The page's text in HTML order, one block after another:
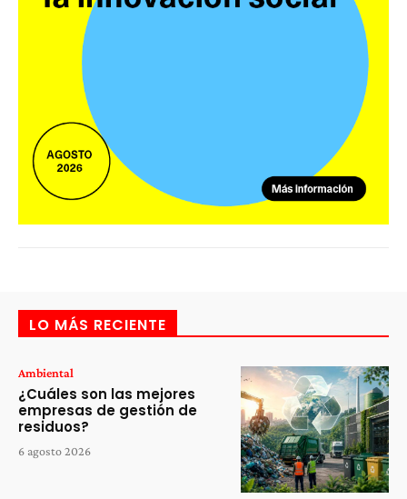
LO MÁS RECIENTE
Ambiental
¿Cuáles son las mejores
empresas de gestión de
residuos?
6 agosto 2026